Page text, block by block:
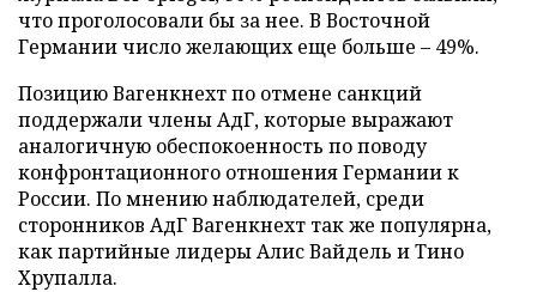
что проголосовали бы за нее. В Восточной
Германии число желающих еще больше – 49%.
Позицию Вагенкнехт по отмене санкций
поддержали члены АдГ, которые выражают
аналогичную обеспокоенность по поводу
конфронтационного отношения Германии к
России. По мнению наблюдателей, среди
сторонников АдГ Вагенкнехт так же популярна,
как партийные лидеры Алис Вайдель и Тино
Хрупалла.